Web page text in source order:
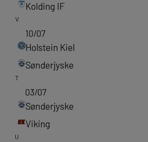
Kolding IF
V
10/07
Holstein Kiel
Sønderjyske
T
03/07
Sønderjyske
Viking
U